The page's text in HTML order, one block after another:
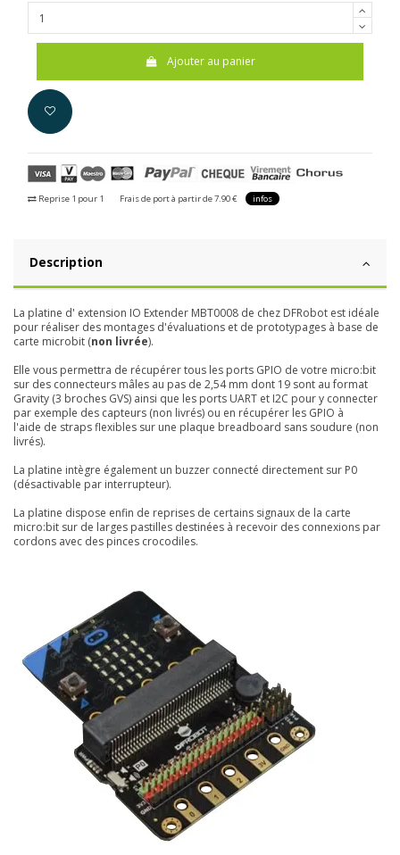
Ajouter au panier
Reprise 1 pour 1 Frais de port à partir de 7.90 € infos
Description
La platine d' extension IO Extender MBT0008 de chez DFRobot est idéale
pour réaliser des montages d'évaluations et de prototypages à base de
carte microbit (non livrée).
Elle vous permettra de récupérer tous les ports GPIO de votre micro:bit
sur des connecteurs mâles au pas de 2,54 mm dont 19 sont au format
Gravity (3 broches GVS) ainsi que les ports UART et I2C pour y connecter
par exemple des capteurs (non livrés) ou en récupérer les GPIO à
l'aide de straps flexibles sur une plaque breadboard sans soudure (non
livrés).
La platine intègre également un buzzer connecté directement sur P0
(désactivable par interrupteur).
La platine dispose enfin de reprises de certains signaux de la carte
micro:bit sur de larges pastilles destinées à recevoir des connexions par
cordons avec des pinces crocodiles.